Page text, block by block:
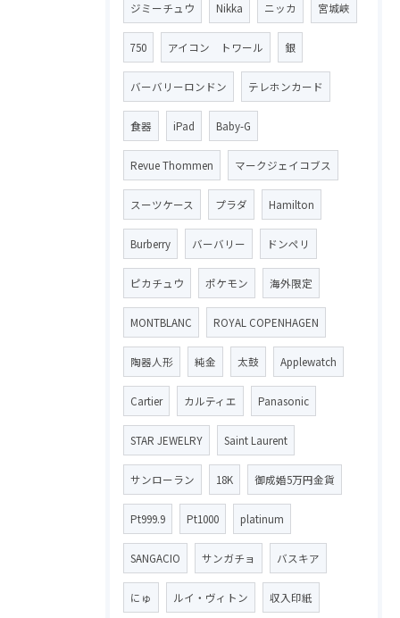
ジミーチュウ Nikka ニッカ 宮城峡
750 アイコン トワール 銀
バーバリーロンドン テレホンカード
食器 iPad Baby-G
Revue Thommen マークジェイコブス
スーツケース プラダ Hamilton
Burberry バーバリー ドンペリ
ピカチュウ ポケモン 海外限定
MONTBLANC ROYAL COPENHAGEN
陶器人形 純金 太鼓 Applewatch
Cartier カルティエ Panasonic
STAR JEWELRY Saint Laurent
サンローラン 18K 御成婚5万円金貨
Pt999.9 Pt1000 platinum
SANGACIO サンガチョ バスキア
にゅ ルイ・ヴィトン 収入印紙